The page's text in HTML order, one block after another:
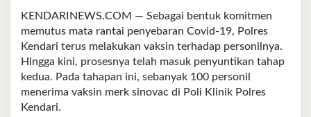
KENDARINEWS.COM — Sebagai bentuk komitmen
memutus mata rantai penyebaran Covid-19, Polres
Kendari terus melakukan vaksin terhadap personilnya.
Hingga kini, prosesnya telah masuk penyuntikan tahap
kedua. Pada tahapan ini, sebanyak 100 personil
menerima vaksin merk sinovac di Poli Klinik Polres
Kendari.